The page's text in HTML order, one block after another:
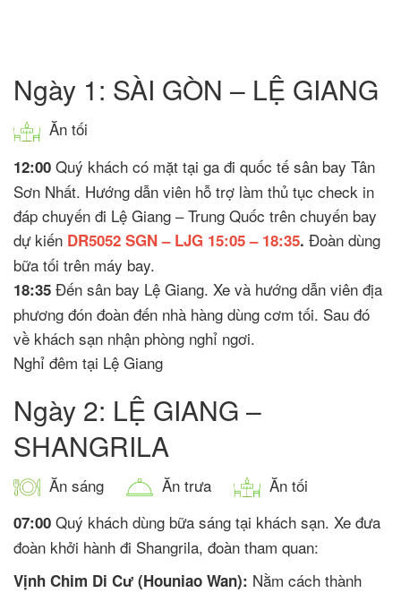
Ngày 1: SÀI GÒN – LỆ GIANG
Ăn tối
12:00 Quý khách có mặt tại ga đi quốc tế sân bay Tân
Sơn Nhất. Hướng dẫn viên hỗ trợ làm thủ tục check in
đáp chuyến đi Lệ Giang – Trung Quốc trên chuyến bay
dự kiến DR5052 SGN – LJG 15:05 – 18:35. Đoàn dùng
bữa tối trên máy bay.
18:35 Đến sân bay Lệ Giang. Xe và hướng dẫn viên địa
phương đón đoàn đến nhà hàng dùng cơm tối. Sau đó
về khách sạn nhận phòng nghỉ ngơi.
Nghỉ đêm tại Lệ Giang
Ngày 2: LỆ GIANG –
SHANGRILA
Ăn sáng Ăn trưa Ăn tối
07:00 Quý khách dùng bữa sáng tại khách sạn. Xe đưa
đoàn khởi hành đi Shangrila, đoàn tham quan:
Vịnh Chim Di Cư (Houniao Wan): Nằm cách thành